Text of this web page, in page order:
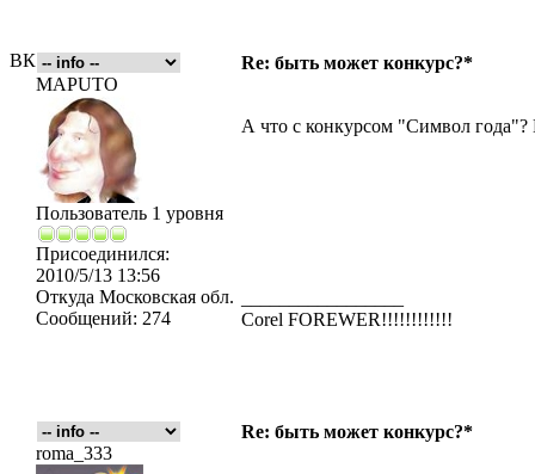
ВК
Re: быть может конкурс?*
MAPUTO
Пользователь 1 уровня
Присоединился:
2010/5/13 13:56
Откуда Московская обл.
Сообщений: 274
А что с конкурсом "Символ года"?
Corel FOREWER!!!!!!!!!!!!
Re: быть может конкурс?*
roma_333